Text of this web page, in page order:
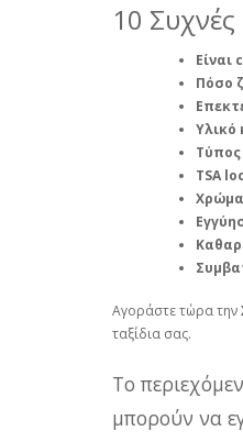
10
Είναι
Πόσο
Υλικό
TSA
Αγοράστε τώρα την
ταξίδια σας.
Το
μπορούν να